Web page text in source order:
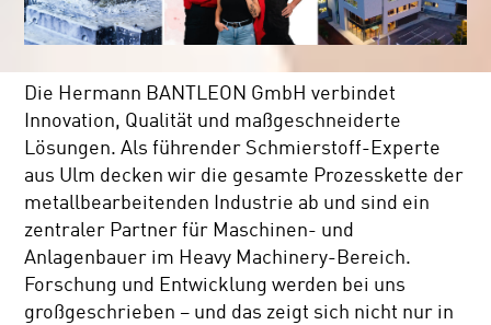
Die Hermann BANTLEON GmbH verbindet
Innovation, Qualität und maßgeschneiderte
Lösungen. Als führender Schmierstoff-Experte
aus Ulm decken wir die gesamte Prozesskette der
metallbearbeitenden Industrie ab und sind ein
zentraler Partner für Maschinen- und
Anlagenbauer im Heavy Machinery-Bereich.
Forschung und Entwicklung werden bei uns
großgeschrieben – und das zeigt sich nicht nur in